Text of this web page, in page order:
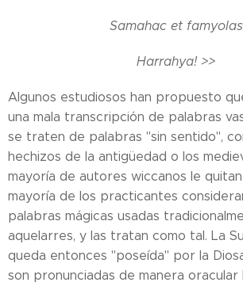
Samahac et famyolas
Harrahya! >>
Algunos estudiosos han propuesto
una mala transcripción de palabras
se traten de palabras "sin sentido",
hechizos de la antigüedad o los
mayoría de autores wiccanos le
mayoría de los practicantes
palabras mágicas usadas
aquelarres, y las tratan como tal. La
queda entonces "poseída" por la
son pronunciadas de manera oracular